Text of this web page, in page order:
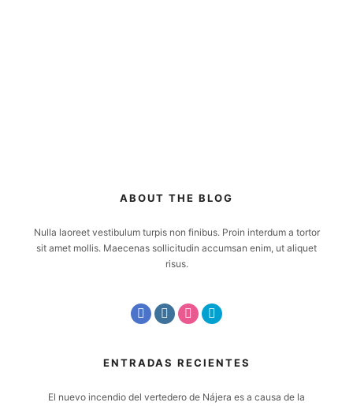
ABOUT THE BLOG
Nulla laoreet vestibulum turpis non finibus. Proin interdum a tortor
sit amet mollis. Maecenas sollicitudin accumsan enim, ut aliquet
risus.
ENTRADAS RECIENTES
El nuevo incendio del vertedero de Nájera es a causa de la